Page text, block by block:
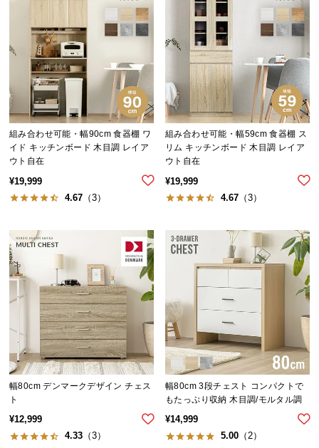
イ
ン
テ
リ
ー
デ
ネ
ー
ト
か
ら
す
シ
ッ
ピ
組み合わせ可能・幅90cm 食器棚 ワ
イド キッチンボード 木目調 レイア
ウト自在
¥19,999
4.67 （3）
組み合わせ可能・幅59cm 食器棚 ス
リム キッチンボード 木目調 レイア
ウト自在
¥19,999
4.67 （3）
幅80cm デンマークデザイン チェス
ト
¥12,999
4.33 （3）
幅80cm 3段チェスト コンパクトで
もたっぷり収納 木目調/モルタル調
¥14,999
5.00 （2）